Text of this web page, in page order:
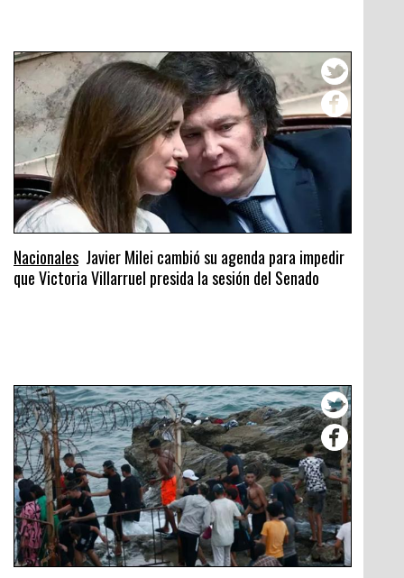
Nacionales Javier Milei cambió su agenda para impedir
que Victoria Villarruel presida la sesión del Senado